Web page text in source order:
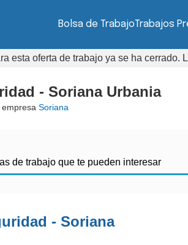
Bolsa de TrabajoTrabajos
esta oferta de trabajo ya se ha cerrado.
- Soriana Urbania
Soriana
de trabajo que te pueden interesar
- Soriana